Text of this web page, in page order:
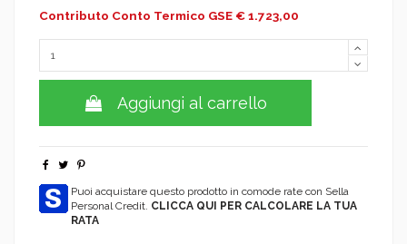
Contributo Conto Termico GSE € 1.723,00
Aggiungi al carrello
Puoi acquistare questo prodotto in comode rate con Sella
Personal Credit. CLICCA QUI PER CALCOLARE LA TUA
RATA